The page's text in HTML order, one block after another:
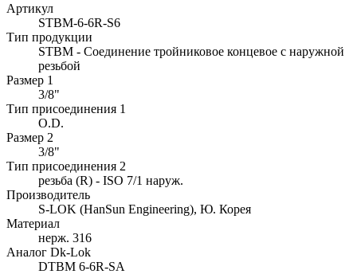
Артикул
STBM-6-6R-S6
Тип продукции
STBM - Соединение тройниковое концевое с наружной
резьбой
Размер 1
3/8"
Тип присоединения 1
O.D.
Размер 2
3/8"
Тип присоединения 2
резьба (R) - ISO 7/1 наруж.
Производитель
S-LOK (HanSun Engineering), Ю. Корея
Материал
нерж. 316
Аналог Dk-Lok
DTBM 6-6R-SA